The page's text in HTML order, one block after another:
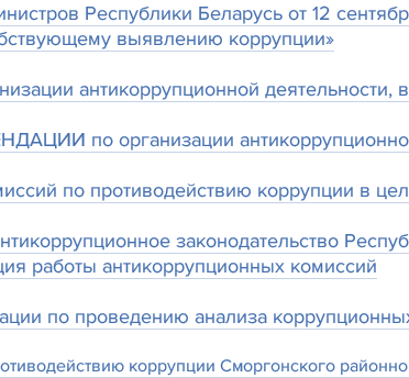
Республики Беларусь от 12
выявлению коррупции»
антикоррупционной деятельности,
по организации антикоррупционной
по противодействию коррупции в
законодательство
работы антикоррупционных комиссий
по проведению анализа
коррупции Сморгонского